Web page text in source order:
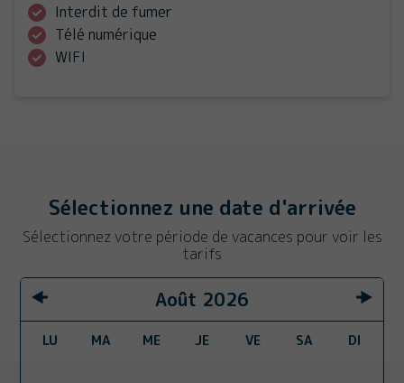
Interdit de fumer
Télé numérique
WIFI
Sélectionnez une date d'arrivée
Sélectionnez votre période de vacances pour voir les
tarifs
Août 2026
LU MA ME JE VE SA DI